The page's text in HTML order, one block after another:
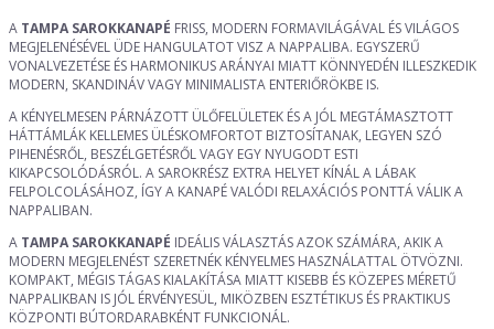
A TAMPA SAROKKANAPÉ FRISS, MODERN FORMAVILÁGÁVAL ÉS VILÁGOS
MEGJELENÉSÉVEL ÜDE HANGULATOT VISZ A NAPPALIBA. EGYSZERŰ
VONALVEZETÉSE ÉS HARMONIKUS ARÁNYAI MIATT KÖNNYEDÉN ILLESZKEDIK
MODERN, SKANDINÁV VAGY MINIMALISTA ENTERIŐRÖKBE IS.
A KÉNYELMESEN PÁRNÁZOTT ÜLŐFELÜLETEK ÉS A JÓL MEGTÁMASZTOTT
HÁTTÁMLÁK KELLEMES ÜLÉSKOMFORTOT BIZTOSÍTANAK, LEGYEN SZÓ
PIHENÉSRŐL, BESZÉLGETÉSRŐL VAGY EGY NYUGODT ESTI
KIKAPCSOLÓDÁSRÓL. A SAROKRÉSZ EXTRA HELYET KÍNÁL A LÁBAK
FELPOLCOLÁSÁHOZ, ÍGY A KANAPÉ VALÓDI RELAXÁCIÓS PONTTÁ VÁLIK A
NAPPALIBAN.
A TAMPA SAROKKANAPÉ IDEÁLIS VÁLASZTÁS AZOK SZÁMÁRA, AKIK A
MODERN MEGJELENÉST SZERETNÉK KÉNYELMES HASZNÁLATTAL ÖTVÖZNI.
KOMPAKT, MÉGIS TÁGAS KIALAKÍTÁSA MIATT KISEBB ÉS KÖZEPES MÉRETŰ
NAPPALIKBAN IS JÓL ÉRVÉNYESÜL, MIKÖZBEN ESZTÉTIKUS ÉS PRAKTIKUS
KÖZPONTI BÚTORDARABKÉNT FUNKCIONÁL.